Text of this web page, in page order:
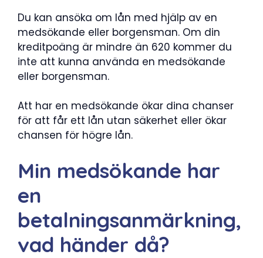
Du kan ansöka om lån med hjälp av en
medsökande eller borgensman. Om din
kreditpoäng är mindre än 620 kommer du
inte att kunna använda en medsökande
eller borgensman.
Att har en medsökande ökar dina chanser
för att får ett lån utan säkerhet eller ökar
chansen för högre lån.
Min medsökande har
en
betalningsanmärkning,
vad händer då?